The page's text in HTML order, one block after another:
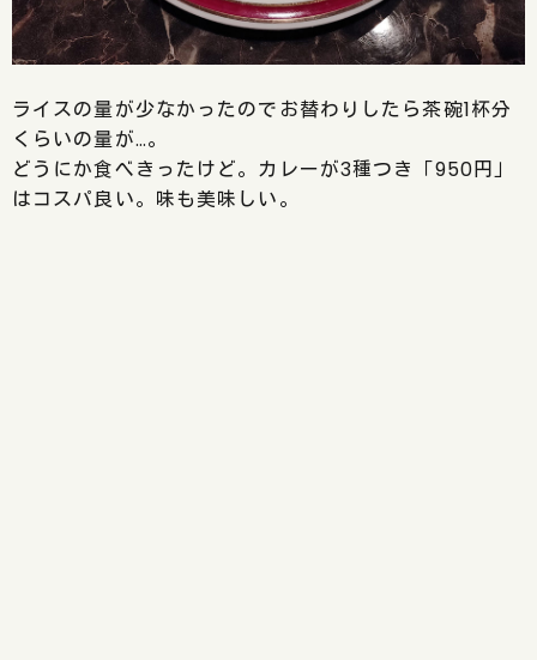
ライスの量が少なかったのでお替わりしたら茶碗1杯分
くらいの量が…。
どうにか食べきったけど。カレーが3種つき「950円」
はコスパ良い。味も美味しい。